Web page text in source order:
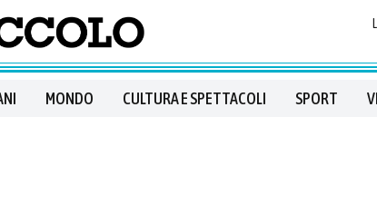
MONDO CULTURA E SPETTACOLI SPORT